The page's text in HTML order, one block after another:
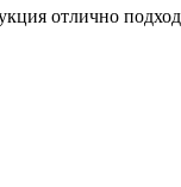
отлично